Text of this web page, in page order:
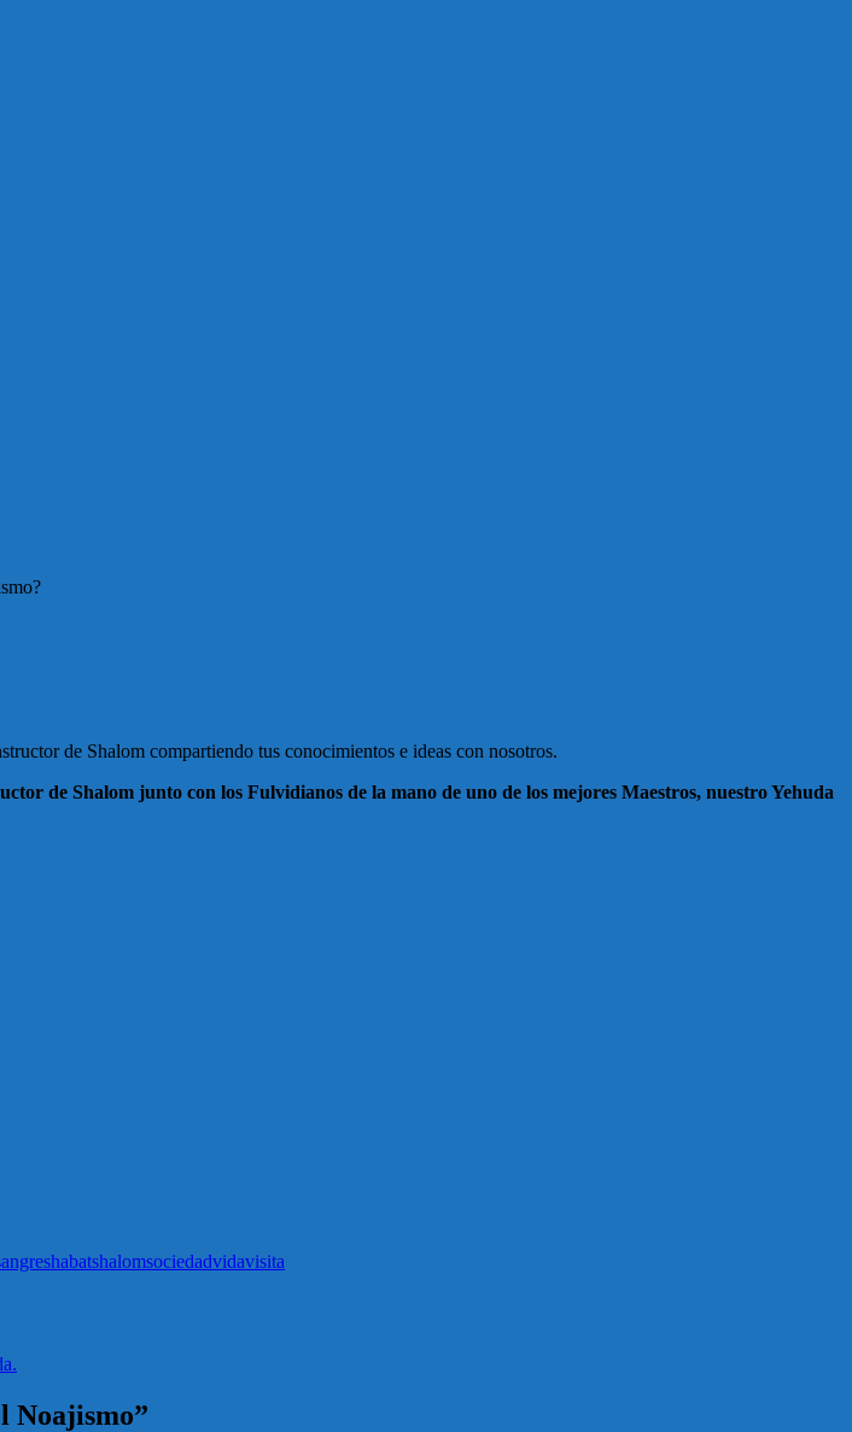
de Shalom compartiendo tus conocimientos e ideas con nosotros.
de Shalom junto con los Fulvidianos de la mano de uno de los mejores Maestros, nuestro Yehuda
shabatshalomsociedadvidavisita
Noajismo”